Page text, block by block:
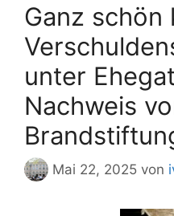
Ganz schön
unter
Nachweis
Mai 22, 2025 von